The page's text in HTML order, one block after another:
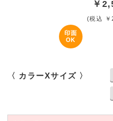
￥
(税込
印面
OK
〈 カラーXサイズ 〉